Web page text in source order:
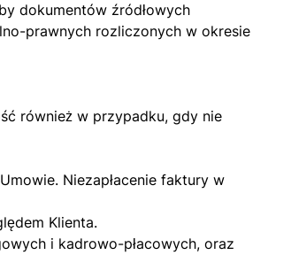
dokumentów źródłowych
prawnych rozliczonych w okresie
również w przypadku, gdy nie
Niezapłacenie faktury w
Klienta.
i kadrowo-płacowych, oraz